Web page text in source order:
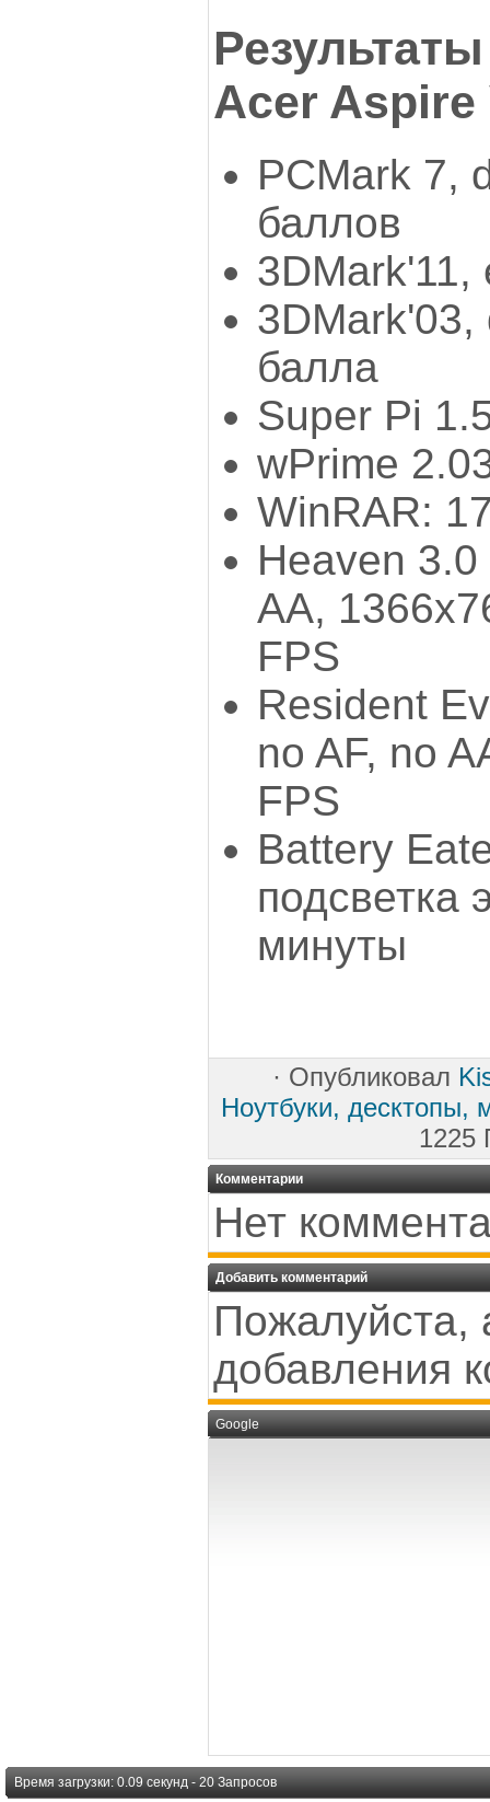
Acer Aspire
PCMark 7,
баллов
3DMark'11,
балла
Super Pi
wPrime
WinRAR:
Heaven
AA,
FPS
Resident
no AF, no
FPS
Battery
подсветка
минуты
· Опубликовал
Ноутбуки, десктопы,
1225
Комментарии
Нет
Добавить комментарий
Пожалуйста,
добавления
Google
Время загрузки: 0.09 секунд - 20 Запросов